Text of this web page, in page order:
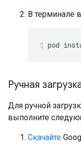
В терминале
pod
Ручная
Для ручной
выполните
Скачайте